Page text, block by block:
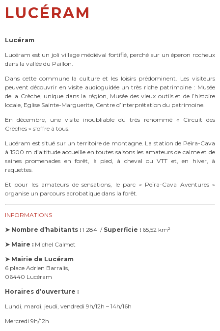
LUCÉRAM
Lucéram
Lucéram est un joli village médiéval fortifié, perché sur un éperon rocheux
dans la vallée du Paillon.
Dans cette commune la culture et les loisirs prédominent. Les visiteurs
peuvent découvrir en visite audioguidée un très riche patrimoine : Musée
de la Crèche, unique dans la région, Musée des vieux outils et de l’histoire
locale, Eglise Sainte-Marguerite, Centre d’interprétation du patrimoine.
En décembre, une visite inoubliable du très renommé « Circuit des
Crèches » s’offre à tous.
Lucéram est situé sur un territoire de montagne. La station de Peïra-Cava
à 1500 m d’altitude accueille en toutes saisons les amateurs de calme et de
saines promenades en forêt, à pied, à cheval ou VTT et, en hiver, à
raquettes.
Et pour les amateurs de sensations, le parc « Peïra-Cava Aventures »
organise un parcours acrobatique dans la forêt.
INFORMATIONS
➤ Nombre d’habitants : 1 284 / Superficie : 65,52 km²
➤ Maire : Michel Calmet
➤ Mairie de Lucéram
6 place Adrien Barralis,
06440 Lucéram
Horaires d’ouverture :
Lundi, mardi, jeudi, vendredi 9h/12h – 14h/16h
Mercredi 9h/12h